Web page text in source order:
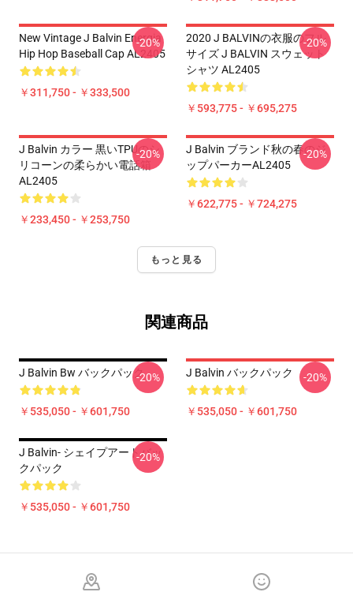
New Vintage J Balvin Energia
Hip Hop Baseball Cap AL2405
￥311,750 - ￥333,500
-20%
2020 J BALVINの衣服のフル
サイズ J BALVIN スウェット
シャツ AL2405
￥593,775 - ￥695,275
-20%
J Balvin カラー 黒いTPUのシ
リコーンの柔らかい電話箱
AL2405
￥233,450 - ￥253,750
-20%
J Balvin ブランド秋の春のジ
ップパーカーAL2405
￥622,775 - ￥724,275
-20%
もっと見る
関連商品
J Balvin Bw バックパック
￥535,050 - ￥601,750
-20% J Balvin バックパック
￥535,050 - ￥601,750
-20%
J Balvin- シェイプアートバッ
クパック
￥535,050 - ￥601,750
-20%